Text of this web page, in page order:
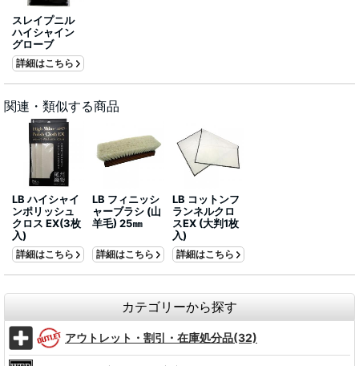
スレイプニル
ハイシャイン
グローブ
詳細はこちら
関連・類似する商品
LB ハイシャイ
ンポリッシュ
クロス EX(3枚
入)
詳細はこちら
LB フィニッシ
ャーブラシ (山
羊毛) 25㎜
詳細はこちら
LB コットンフ
ランネルクロ
スEX (大判1枚
入)
詳細はこちら
カテゴリーから探す
アウトレット・割引・在庫処分品(32)